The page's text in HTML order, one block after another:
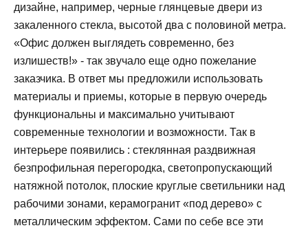
дизайне, например, черные глянцевые двери из
закаленного стекла, высотой два с половиной метра.
«Офис должен выглядеть современно, без
излишеств!» - так звучало еще одно пожелание
заказчика. В ответ мы предложили использовать
материалы и приемы, которые в первую очередь
функциональны и максимально учитывают
современные технологии и возможности. Так в
интерьере появились : стеклянная раздвижная
безпрофильная перегородка, светопропускающий
натяжной потолок, плоские круглые светильники над
рабочими зонами, керамогранит «под дерево» с
металлическим эффектом. Сами по себе все эти